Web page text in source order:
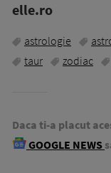
elle.ro
astrologie
taur
zodiac
Daca ti-a placut
GOOGLE NEWS